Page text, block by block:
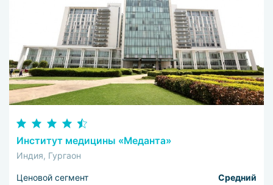
Институт медицины «Меданта»
Индия, Гургаон
Ценовой сегмент Средний